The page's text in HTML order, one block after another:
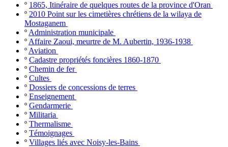
º 1865, Itinéraire de quelques routes de la province d'Oran
º 2010 Point sur les cimetières chrétiens de la wilaya de
Mostaganem
º Administration municipale
º Affaire Zaoui, meurtre de M. Aubertin, 1936-1938
º Aviation
º Cadastre propriétés foncières 1860-1870
º Chemin de fer
º Cultes
º Dossiers de concessions de terres
º Enseignement
º Gendarmerie
º Militaria
º Thermalisme
º Témoignages
º Villages liés avec Noisy-les-Bains